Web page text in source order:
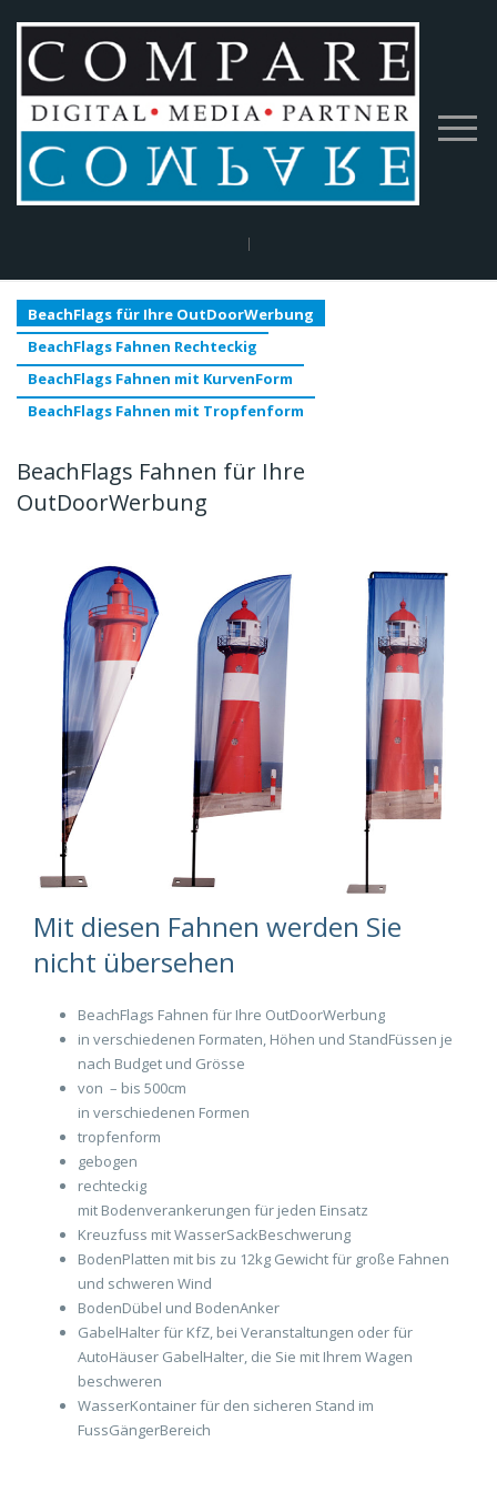
BeachFlags für Ihre OutDoorWerbung
BeachFlags Fahnen Rechteckig
BeachFlags Fahnen mit KurvenForm
BeachFlags Fahnen mit Tropfenform
BeachFlags Fahnen für Ihre
OutDoorWerbung
Mit diesen Fahnen werden Sie
nicht übersehen
BeachFlags Fahnen für Ihre OutDoorWerbung
in verschiedenen Formaten, Höhen und StandFüssen je
nach Budget und Grösse
von – bis 500cm
in verschiedenen Formen
tropfenform
gebogen
rechteckig
mit Bodenverankerungen für jeden Einsatz
Kreuzfuss mit WasserSackBeschwerung
BodenPlatten mit bis zu 12kg Gewicht für große Fahnen
und schweren Wind
BodenDübel und BodenAnker
GabelHalter für KfZ, bei Veranstaltungen oder für
AutoHäuser GabelHalter, die Sie mit Ihrem Wagen
beschweren
WasserKontainer für den sicheren Stand im
FussGängerBereich